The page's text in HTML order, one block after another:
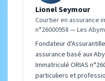
Lionel Seymour
Courtier en assurance
n°26000958 — Les
Fondateur
assurance basé aux
Immatriculé ORIAS
particuliers et